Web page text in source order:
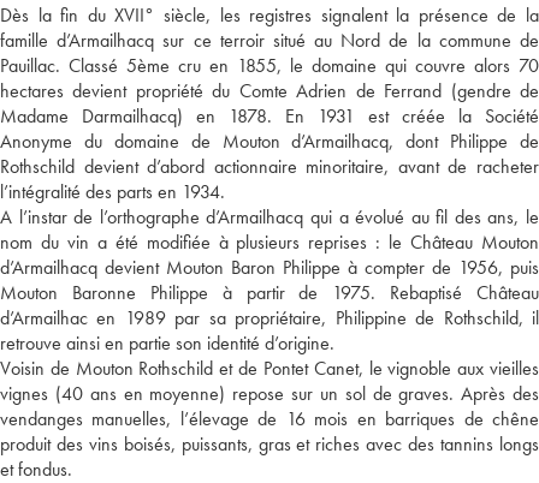
Dès la fin du XVII° siècle, les registres signalent la présence de la
famille d’Armailhacq sur ce terroir situé au Nord de la commune de
Pauillac. Classé 5ème cru en 1855, le domaine qui couvre alors 70
hectares devient propriété du Comte Adrien de Ferrand (gendre de
Madame Darmailhacq) en 1878. En 1931 est créée la Société
Anonyme du domaine de Mouton d’Armailhacq, dont Philippe de
Rothschild devient d’abord actionnaire minoritaire, avant de racheter
l’intégralité des parts en 1934.
A l’instar de l’orthographe d’Armailhacq qui a évolué au fil des ans, le
nom du vin a été modifiée à plusieurs reprises : le Château Mouton
d’Armailhacq devient Mouton Baron Philippe à compter de 1956, puis
Mouton Baronne Philippe à partir de 1975. Rebaptisé Château
d’Armailhac en 1989 par sa propriétaire, Philippine de Rothschild, il
retrouve ainsi en partie son identité d’origine.
Voisin de Mouton Rothschild et de Pontet Canet, le vignoble aux vieilles
vignes (40 ans en moyenne) repose sur un sol de graves. Après des
vendanges manuelles, l’élevage de 16 mois en barriques de chêne
produit des vins boisés, puissants, gras et riches avec des tannins longs
et fondus.